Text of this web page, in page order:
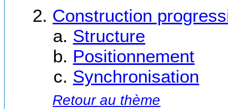
Construction
Structure
Positionnement
Synchronisation
Retour au thème